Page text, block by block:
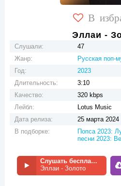
В
Эллаи -
Слушали:
47
Жанр:
Русская поп-
Год:
2023
Длительность:
3:10
Качество:
320 kbps
Лейбл:
Lotus Music
Дата релиза:
25 марта 2024
В подборке:
Попса 2023:
песни 2023:
Слушать бесплатно
Эллаи - Золото